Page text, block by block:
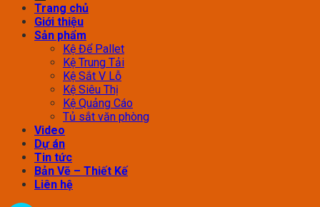
Trang chủ
Giới thiệu
Sản phẩm
Kệ Để Pallet
Kệ Trung Tải
Kệ Sắt V Lỗ
Kệ Siêu Thị
Kệ Quảng Cáo
Tủ sắt văn phòng
Video
Dự án
Tin tức
Bản Vẽ – Thiết Kế
Liên hệ